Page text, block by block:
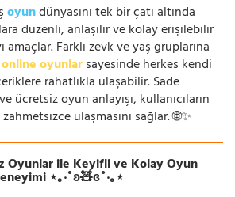
oyundünyasını tek bir çatı altında
düzenli, anlaşılır ve kolay erişilebilir
Farklı zevk ve yaş gruplarına
oyunlarsayesinde herkes kendi
rahatlıkla ulaşabilir. Sade
ücretsiz oyun anlayışı, kullanıcıların
ulaşmasını sağlar. 🌐✨
Oyunlar ile Keyifli ve Kolay Oyun
⋆｡‧˚ʚ🧸ɞ˚‧｡⋆